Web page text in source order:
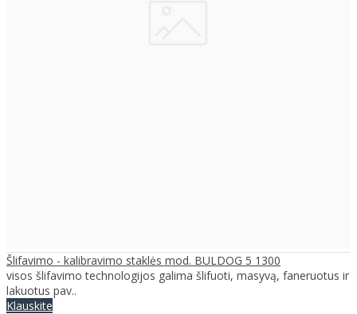
Šlifavimo - kalibravimo staklės mod. BULDOG 5 1300
visos šlifavimo technologijos galima šlifuoti, masyvą, faneruotus ir
lakuotus pav..
Klauskite